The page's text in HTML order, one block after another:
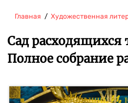
Главная Художественная
Сад расходящихся
Полное собрание